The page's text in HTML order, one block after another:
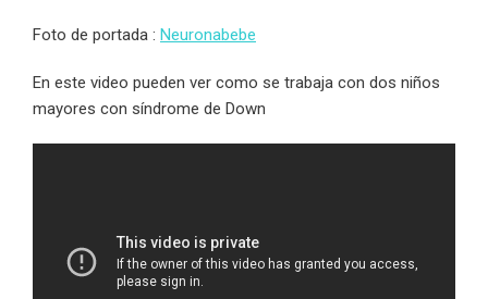
Foto de portada : Neuronabebe
En este video pueden ver como se trabaja con dos niños
mayores con síndrome de Down